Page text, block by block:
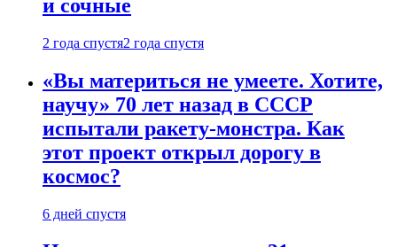
и сочные
2 года спустя2 года спустя
«Вы материться не умеете. Хотите,
научу» 70 лет назад в СССР
испытали ракету-монстра. Как
этот проект открыл дорогу в
космос?
6 дней спустя